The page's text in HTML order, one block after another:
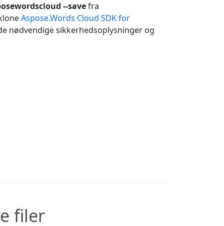
--savefra
Aspose.Words Cloud SDK for
nødvendige sikkerhedsoplysninger og
filer